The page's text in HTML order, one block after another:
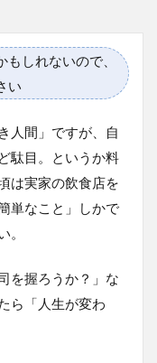
しれないので、
い
人間」ですが、自
駄目。というか料
は実家の飲食店を
単なこと」しかで
。
を握ろうか？」な
ら「人生が変わ